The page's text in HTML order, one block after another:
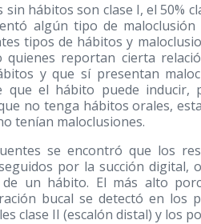
sin hábitos son clase I, el 50%
algún tipo de
tipos de hábitos y
reportan cierta
y que sí presentan
que el hábito puede inducir,
no tenga hábitos orales,
tenían maloclusiones.
se encontró que los
por la succión digital,
un hábito. El más alto
bucal se detectó en los
clase II (escalón distal) y los